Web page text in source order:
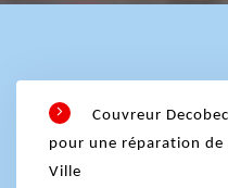
Couvreur
pour une réparation
Ville